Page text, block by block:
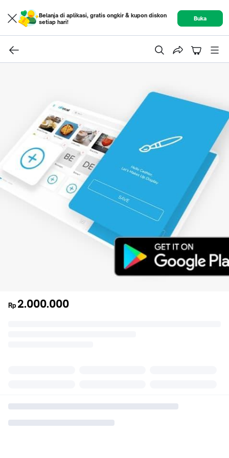
Belanja di aplikasi, gratis ongkir & kupon diskon
setiap hari!
Buka
Rp 2.000.000